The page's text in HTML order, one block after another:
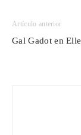
Artículo anterior
Gal Gadot en Elle